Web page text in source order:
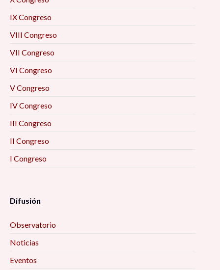
IX Congreso
VIII Congreso
VII Congreso
VI Congreso
V Congreso
IV Congreso
III Congreso
II Congreso
I Congreso
Difusión
Observatorio
Noticias
Eventos